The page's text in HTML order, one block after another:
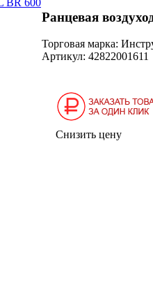
Ранцевая
Торговая марка:
Артикул: 42822001611
Снизить цену